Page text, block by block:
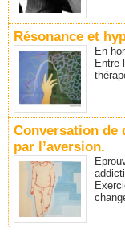
Résonance et
En
Entre
Conversation de
par l’aversion.